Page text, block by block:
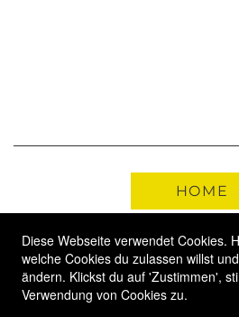
HOME
KONTAKT
Diese Webseite verwendet Cookies.
welche Cookies du zulassen willst
ändern. Klickst du auf 'Zustimmen',
Verwendung von Cookies zu.